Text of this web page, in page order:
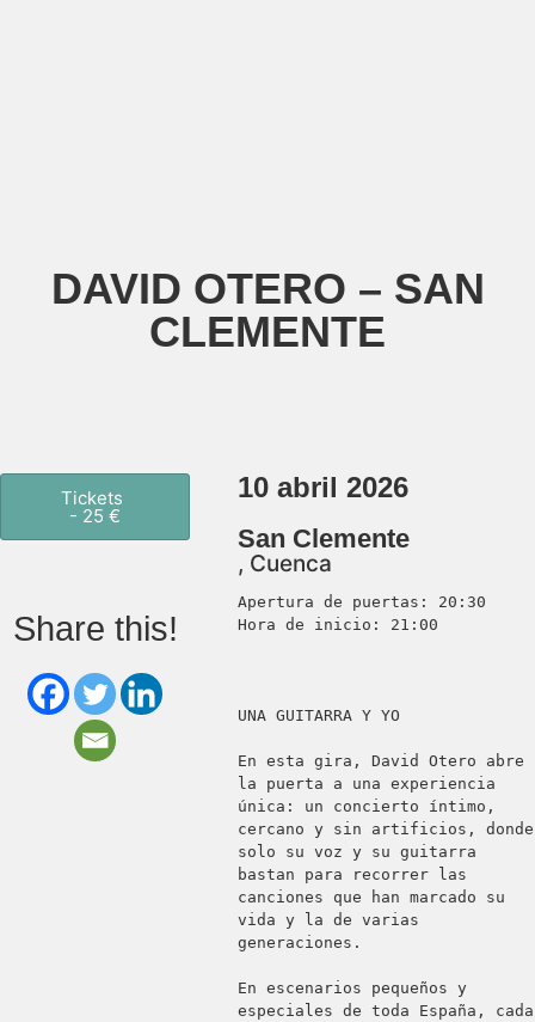
DAVID OTERO – SAN
CLEMENTE
Tickets
- 25 €
Share this!
10 abril 2026
San Clemente
, Cuenca
Apertura de puertas: 20:30
Hora de inicio: 21:00
UNA GUITARRA Y YO
En esta gira, David Otero abre
la puerta a una experiencia
única: un concierto íntimo,
cercano y sin artificios, donde
solo su voz y su guitarra
bastan para recorrer las
canciones que han marcado su
vida y la de varias
generaciones.
En escenarios pequeños y
especiales de toda España, cada